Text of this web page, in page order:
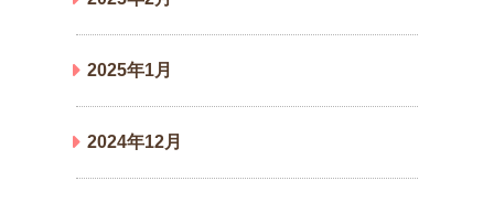
2025年1月
2024年12月